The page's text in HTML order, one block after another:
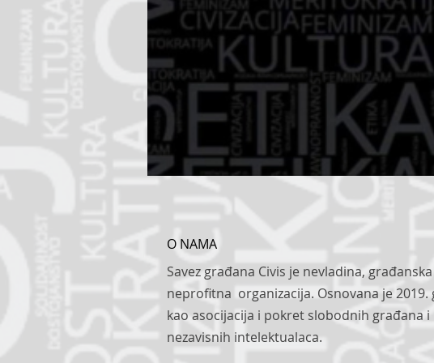
O NAMA
Savez građana Civis je nevladina,
neprofitna organizacija. Osnovana je 2019.
kao asocijacija i pokret slobodnih građana i
nezavisnih intelektualaca.